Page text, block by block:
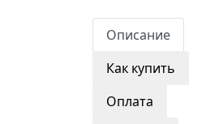
Описание
Как купить
Оплата